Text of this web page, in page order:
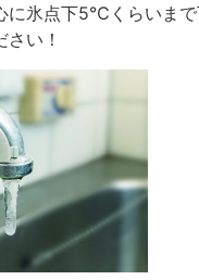
に氷点下5℃くらいまで
い！